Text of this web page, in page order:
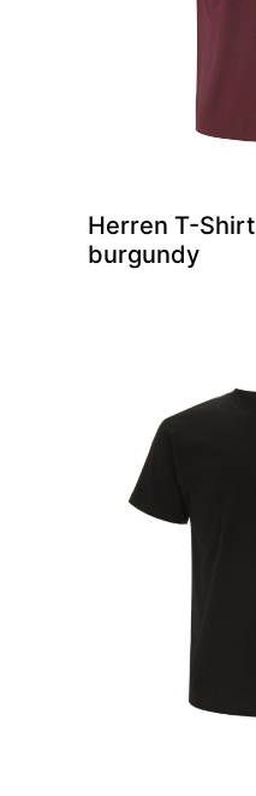
Herren T-Shirt
burgundy